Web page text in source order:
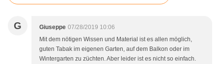
G Giuseppe 07/28/2019 10:06
Mit dem nötigen Wissen und Material ist es allen möglich,
guten Tabak im eigenen Garten, auf dem Balkon oder im
Wintergarten zu züchten. Aber leider ist es nicht so einfach.